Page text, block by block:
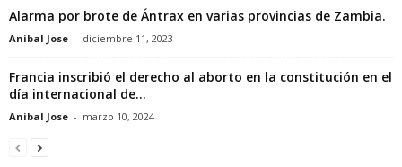
Alarma por brote de Ántrax en varias provincias de Zambia.
Anibal Jose - diciembre 11, 2023
Francia inscribió el derecho al aborto en la constitución en el
día internacional de...
Anibal Jose - marzo 10, 2024